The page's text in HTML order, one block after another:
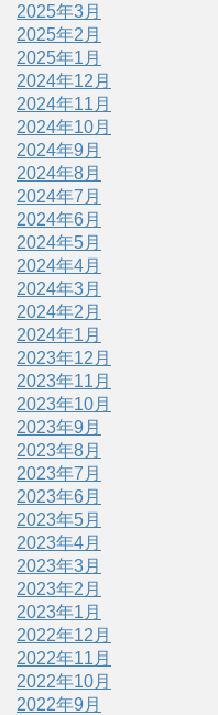
2025年3月
2025年2月
2025年1月
2024年12月
2024年11月
2024年10月
2024年9月
2024年8月
2024年7月
2024年6月
2024年5月
2024年4月
2024年3月
2024年2月
2024年1月
2023年12月
2023年11月
2023年10月
2023年9月
2023年8月
2023年7月
2023年6月
2023年5月
2023年4月
2023年3月
2023年2月
2023年1月
2022年12月
2022年11月
2022年10月
2022年9月